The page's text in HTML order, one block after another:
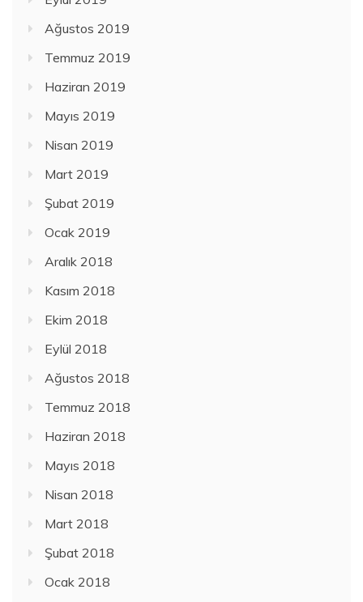
Ağustos 2019
Temmuz 2019
Haziran 2019
Mayıs 2019
Nisan 2019
Mart 2019
Şubat 2019
Ocak 2019
Aralık 2018
Kasım 2018
Ekim 2018
Eylül 2018
Ağustos 2018
Temmuz 2018
Haziran 2018
Mayıs 2018
Nisan 2018
Mart 2018
Şubat 2018
Ocak 2018